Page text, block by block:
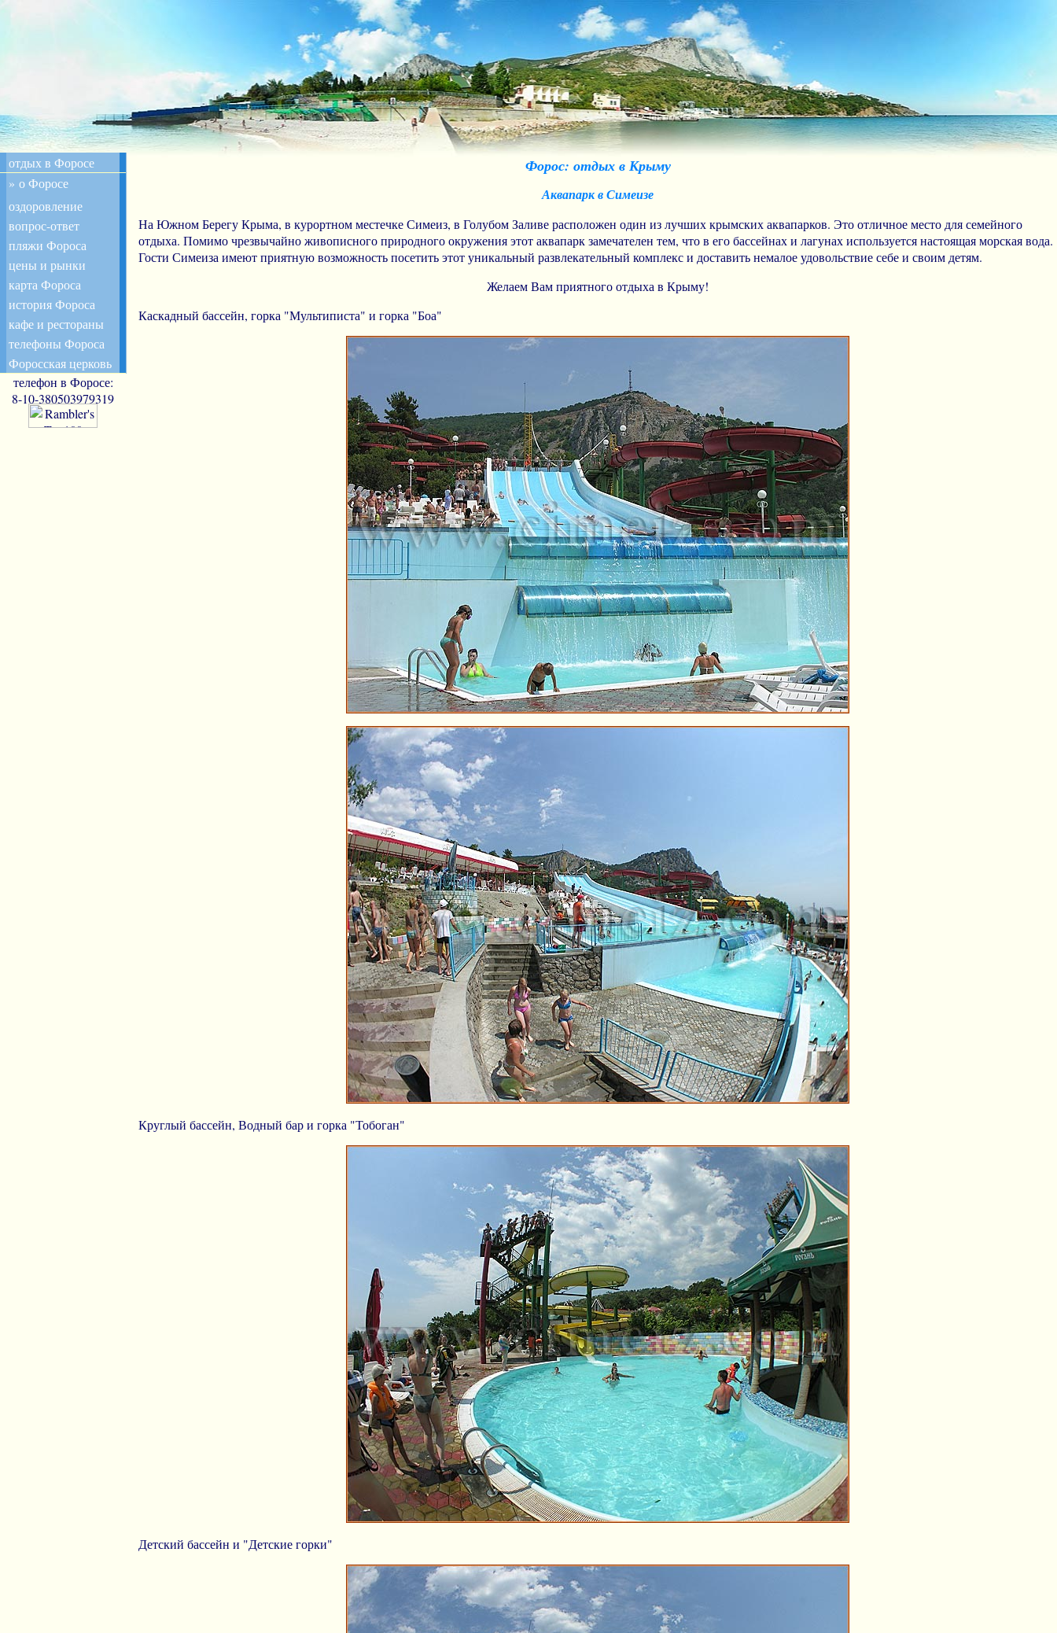
Форос: отдых в Крыму
Аквапарк в Симеизе
На Южном Берегу Крыма, в курортном местечке Симеиз, в Голубом Заливе расположен один из лучших крымских аквапарков. Это отличное место для семейного
отдыха. Помимо чрезвычайно живописного природного окружения этот аквапарк замечателен тем, что в его бассейнах и лагунах используется настоящая морская вода.
Гости Симеиза имеют приятную возможность посетить этот уникальный развлекательный комплекс и доставить немалое удовольствие себе и своим детям.
Желаем Вам приятного отдыха в Крыму!
Каскадный бассейн, горка "Мультиписта" и горка "Боа"
Круглый бассейн, Водный бар и горка "Тобоган"
Детский бассейн и "Детские горки"
отдых в Форосе
» о Форосе
оздоровление
вопрос-ответ
пляжи Фороса
цены и рынки
карта Фороса
история Фороса
кафе и рестораны
телефоны Фороса
Форосская церковь
телефон в Форосе:
8-10-380503979319